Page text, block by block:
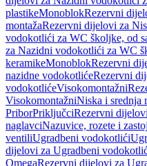
plastikeMonoblokRezervni
montažaRezervni dijelovi za
vodokotlići za WC školjke, od
za Nazidni vodokotlići za WC
keramikeMonoblokRezervni
nazidne vodokotlićeRezervni
vodokotlićeVisokomontažni
VisokomontažniNiska i srednja
PriborPriključciRezervni
naglavciNazuvice, rozete i
ventiliUgradbeni vodokotlići
dijelovi za Ugradbeni
OmegaRezervni dijelovi za